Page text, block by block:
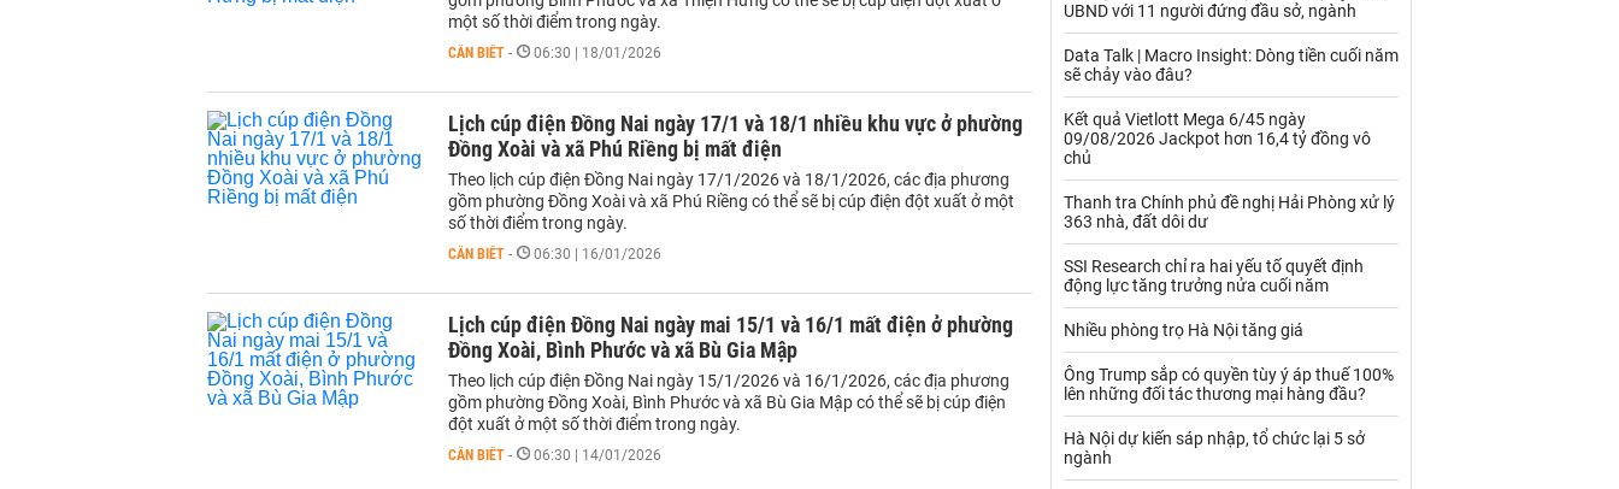
một số thời điểm trong ngày.
CẦN BIẾT - 06:30 | 18/01/2026
Lịch cúp điện Đồng Nai ngày 17/1 và 18/1 nhiều khu vực ở phường
Đồng Xoài và xã Phú Riềng bị mất điện
Theo lịch cúp điện Đồng Nai ngày 17/1/2026 và 18/1/2026, các địa phương
gồm phường Đồng Xoài và xã Phú Riềng có thể sẽ bị cúp điện đột xuất ở một
số thời điểm trong ngày.
CẦN BIẾT - 06:30 | 16/01/2026
Lịch cúp điện Đồng Nai ngày mai 15/1 và 16/1 mất điện ở phường
Đồng Xoài, Bình Phước và xã Bù Gia Mập
Theo lịch cúp điện Đồng Nai ngày 15/1/2026 và 16/1/2026, các địa phương
gồm phường Đồng Xoài, Bình Phước và xã Bù Gia Mập có thể sẽ bị cúp điện
đột xuất ở một số thời điểm trong ngày.
CẦN BIẾT - 06:30 | 14/01/2026
Kim loại khác Mắc ca
Muối Ngũ cốc
Nhựa - Hạt nhựa
Palladium Phân bón
Rau - Củ -Quả
Sữa
Than Thức ăn chăn nuôi
Thủy hải sản khác Tôm
Vàng
UBND với 11 người đứng đầu sở, ngành
Data Talk | Macro Insight: Dòng tiền cuối năm
sẽ chảy vào đâu?
Kết quả Vietlott Mega 6/45 ngày
09/08/2026 Jackpot hơn 16,4 tỷ đồng vô
chủ
Thanh tra Chính phủ đề nghị Hải Phòng xử lý
363 nhà, đất dôi dư
SSI Research chỉ ra hai yếu tố quyết định
động lực tăng trưởng nửa cuối năm
Nhiều phòng trọ Hà Nội tăng giá
Ông Trump sắp có quyền tùy ý áp thuế 100%
lên những đối tác thương mại hàng đầu?
Hà Nội dự kiến sáp nhập, tổ chức lại 5 sở
ngành